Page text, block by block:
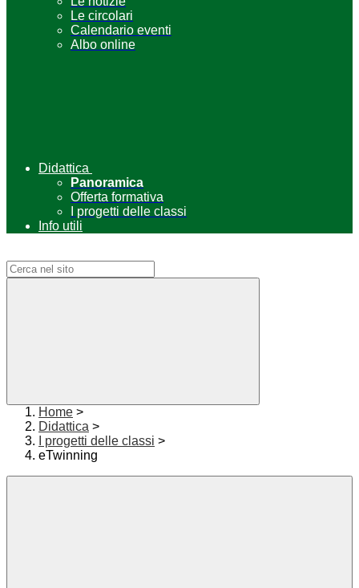
Le circolari
Calendario eventi
Albo online
Didattica
Panoramica
Offerta formativa
I progetti delle classi
Info utili
Home >
Didattica >
I progetti delle classi >
eTwinning